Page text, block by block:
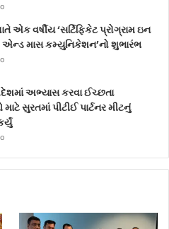
એક વર્ષીય ‘સર્ટિફિકેટ પ્રોગ્રામ ઇન
એન્ડ માસ કમ્યુનિકેશન’નો શુભારંભ
અભ્યાસ કરવા ઈચ્છતા
માટે સુરતમાં પીટીઈ પાર્ટનર મીટનું